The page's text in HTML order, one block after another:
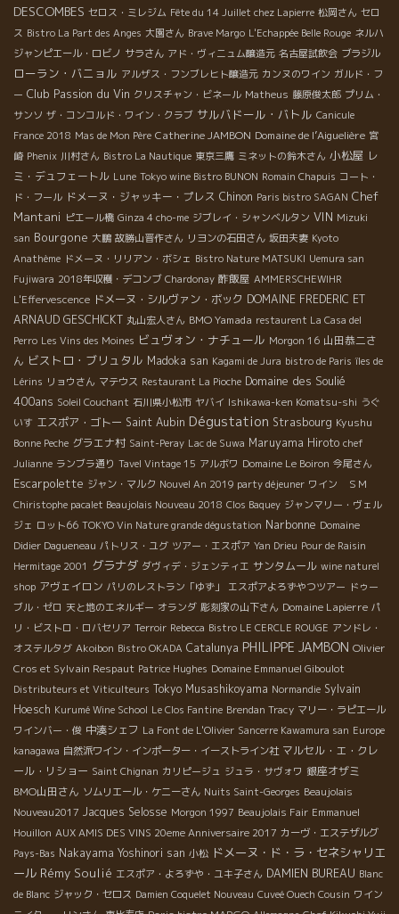
DESCOMBES セロス・ミレジム Fête du 14 Juillet chez Lapierre 松岡さん セロ
ス Bistro La Part des Anges 大園さん Brave Margo L'Echappée Belle Rouge ネルハ
ジャンピエール・ロビノ サラさん アド・ヴィニュム醸造元 名古屋試飲会 ブラジル
ローラン・バニョル アルザス・フンブレヒト醸造元 カンヌのワイン ガルド・フ
ー Club Passion du Vin クリスチャン・ビネール Matheus 藤原俊太郎 プリム・
サンソ ザ・コンコルド・ワイン・クラブ サルバドール・バトル Canicule
France 2018 Mas de Mon Père Catherine JAMBON Domaine de l’Aiguelière 宮
崎 Phenix 川村さん Bistro La Nautique 東京三鷹 ミネットの鈴木さん 小松屋 レ
ミ・デュフェートル Lune Tokyo wine Bistro BUNON Romain Chapuis コート・
ド・フール ドメーヌ・ジャッキー・プレス Chinon Paris bistro SAGAN Chef
Mantani ピエール橋 Ginza 4 cho-me ジブレイ・シャンベルタン VIN Mizuki
san Bourgone 大鵬 故勝山晋作さん リヨンの石田さん 坂田夫妻 Kyoto
Anathème ドメーヌ・リリアン・ボシェ Bistro Nature MATSUKI Uemura san
Fujiwara 2018年収穫・デコンブ Chardonay 酢飯屋 AMMERSCHEWIHR
L'Effervescence ドメーヌ・シルヴァン・ボック DOMAINE FREDERIC ET
ARNAUD GESCHICKT 丸山宏人さん BMO Yamada restaurent La Casa del
Perro Les Vins des Moines ビュヴォン・ナチュール Morgon 16 山田恭二さ
ん ビストロ・ブリュタル Madoka san Kagami de Jura bistro de Paris îles de
Lérins リョウさん マテウス Restaurant La Pioche Domaine des Soulié
400ans Soleil Couchant 石川県小松市 ヤバイ Ishikawa-ken Komatsu-shi うぐ
いす エスポア・ゴトー Saint Aubin Dégustation Strasbourg Kyushu
Bonne Peche グラエナ村 Saint-Peray Lac de Suwa Maruyama Hiroto chef
Julianne ランブラ通り Tavel Vintage 15 アルボワ Domaine Le Boiron 今尾さん
Escarpolette ジャン・マルク Nouvel An 2019 party déjeuner ワイン ＳＭ
Chiristophe pacalet Beaujolais Nouveau 2018 Clos Baquey ジャンマリー・ヴェル
ジェ ロット66 TOKYO Vin Nature grande dégustation Narbonne Domaine
Didier Dagueneau パトリス・ユグ ツアー・エスポア Yan Drieu Pour de Raisin
Hermitage 2001 グラナダ ダヴィデ・ジェンティエ サンタムール wine naturel
shop アヴェイロン パリのレストラン「ゆず」 エスポアよろずやつツアー ドゥー
ブル・ゼロ 天と地のエネルギー オランダ 彫刻家の山下さん Domaine Lapierre パ
リ・ビストロ・ロバセリア Terroir Rebecca Bistro LE CERCLE ROUGE アンドレ・
オステルタグ Akoibon Bistro OKADA Catalunya PHILIPPE JAMBON Olivier
Cros et Sylvain Respaut Patrice Hughes Domaine Emmanuel Giboulot
Distributeurs et Viticulteurs Tokyo Musashikoyama Normandie Sylvain
Hoesch Kurumé Wine School Le Clos Fantine Brendan Tracy マリー・ラピエール
ワインバー・俊 中湊シェフ La Font de L'Olivier Sancerre Kawamura san Europe
kanagawa 自然派ワイン・インポーター・イーストライン社 マルセル・エ・クレ
ール・リショー Saint Chignan カリピージュ ジュラ・サヴォワ 銀座オザミ
BMO山田さん ソムリエール・ケニーさん Nuits Saint-Georges Beaujolais
Nouveau2017 Jacques Selosse Morgon 1997 Beaujolais Fair Emmanuel
Houillon AUX AMIS DES VINS 20eme Anniversaire 2017 カーヴ・エステザルグ
Pays-Bas Nakayama Yoshinori san 小松 ドメーヌ・ド・ラ・セネシャリエ
ール Rémy Soulié エスポア・よろずや・ユキ子さん DAMIEN BUREAU Blanc
de Blanc ジャック・セロス Damien Coquelet Nouveau Cuveé Ouech Cousin ワイン